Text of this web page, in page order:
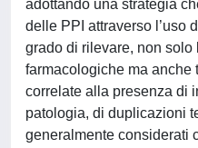
adottando una strategia
delle PPI attraverso l’uso
grado di rilevare, non
farmacologiche ma anche
correlate alla presenza di
patologia, di duplicazioni
generalmente considerati